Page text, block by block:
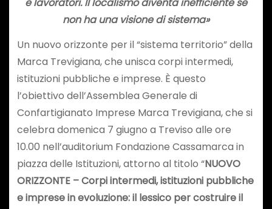
non ha una visione di sistema»
Un nuovo orizzonte per il “sistema territorio” della
Marca Trevigiana, che unisca corpi intermedi,
istituzioni pubbliche e imprese. È questo
l’obiettivo dell’Assemblea Generale di
Confartigianato Imprese Marca Trevigiana, che si
celebra domenica 7 giugno a Treviso alle ore
10.00 nell’auditorium Fondazione Cassamarca in
piazza delle Istituzioni, attorno al titolo “NUOVO
ORIZZONTE – Corpi intermedi, istituzioni pubbliche
e imprese in evoluzione: il lessico per costruire il